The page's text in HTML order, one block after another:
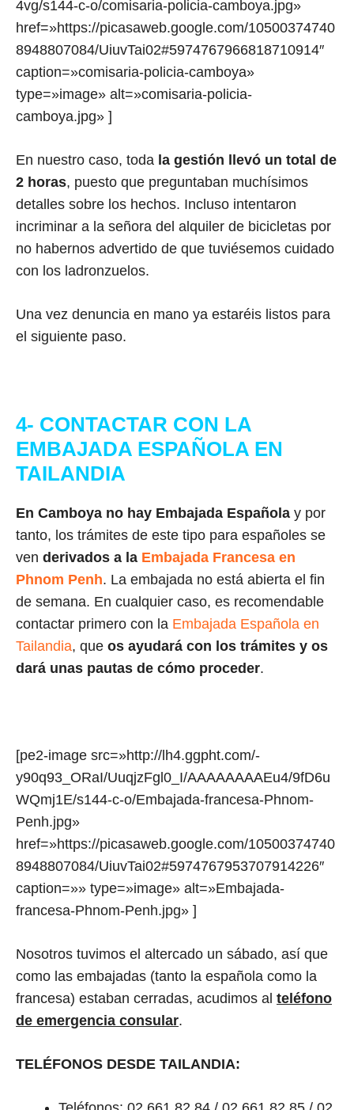
4vg/s144-c-o/comisaria-policia-camboya.jpg»
href=»https://picasaweb.google.com/10500374740
8948807084/UiuvTai02#5974767966818710914″
caption=»comisaria-policia-camboya»
type=»image» alt=»comisaria-policia-
camboya.jpg» ]
En nuestro caso, toda la gestión llevó un total de
2 horas, puesto que preguntaban muchísimos
detalles sobre los hechos. Incluso intentaron
incriminar a la señora del alquiler de bicicletas por
no habernos advertido de que tuviésemos cuidado
con los ladronzuelos.
Una vez denuncia en mano ya estaréis listos para
el siguiente paso.
4- CONTACTAR CON LA
EMBAJADA ESPAÑOLA EN
TAILANDIA
En Camboya no hay Embajada Española y por
tanto, los trámites de este tipo para españoles se
ven derivados a la Embajada Francesa en
Phnom Penh. La embajada no está abierta el fin
de semana. En cualquier caso, es recomendable
contactar primero con la Embajada Española en
Tailandia, que os ayudará con los trámites y os
dará unas pautas de cómo proceder.
[pe2-image src=»http://lh4.ggpht.com/-
y90q93_ORaI/UuqjzFgl0_I/AAAAAAAAEu4/9fD6u
WQmj1E/s144-c-o/Embajada-francesa-Phnom-
Penh.jpg»
href=»https://picasaweb.google.com/10500374740
8948807084/UiuvTai02#5974767953707914226″
caption=»» type=»image» alt=»Embajada-
francesa-Phnom-Penh.jpg» ]
Nosotros tuvimos el altercado un sábado, así que
como las embajadas (tanto la española como la
francesa) estaban cerradas, acudimos al teléfono
de emergencia consular.
TELÉFONOS DESDE TAILANDIA: